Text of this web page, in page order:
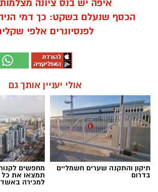
איפה יש בנס ציונה
הכסף שנעלם בשקט: כך דמי
לפנסיונרים אלפי
אולי יעניין אותך גם
תיקון והתקנה שערים חשמליים
בדרום
מחפשים
תמצאו את כל
למכירה